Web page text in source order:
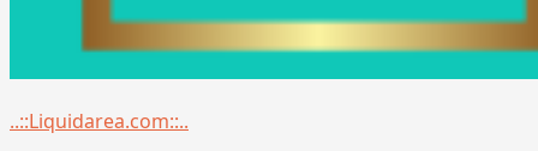
Menu
..::Liquidarea.com::..